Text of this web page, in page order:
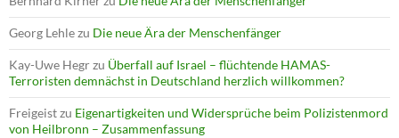
Georg Lehlezu Die neue Ära der Menschenfänger
Kay-Uwe Hegrzu Überfall auf Israel – flüchtende HAMAS-
Terroristen demnächst in Deutschland herzlich willkommen?
Freigeistzu Eigenartigkeiten und Widersprüche beim Polizistenmord
von Heilbronn – Zusammenfassung